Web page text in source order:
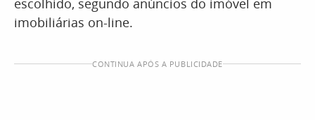
escolhido, segundo anúncios do imóvel em
imobiliárias on-line.
CONTINUA APÓS A PUBLICIDADE